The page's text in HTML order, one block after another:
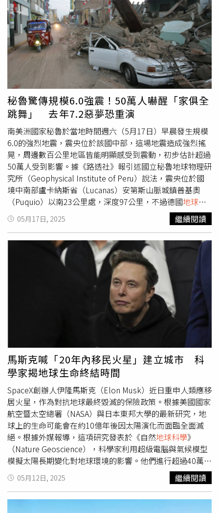
震改採「矩震級」（Moment Magnitude Scale）衡量，此
為芮氏規模的進化版，能記錄地面晃動程度與釋放的地震能
量。數值越大，災情越慘重。人類史上最強地震是1960年
的智利規模9.5強震，發生於太平洋板塊俯衝至南美板塊的
斷層帶。該次地震使整片松林與農場沉沒為潮汐沼澤，沿海
城鎮遭淹沒，數千人喪生，當地居民被迫棄家逃難。理論上
地震強度存在上限，因地球尚無足以產生更強能量的斷層
帶。部分學者質疑規模10地震的可能性，而且若要造成全球
毀滅性災害，可能需達11級。本次堪察加半島地震規模達
8.8，是自2011年日本東北規模9.1地震後的全球最強震。其
威力足以產生媲美商用噴射機速度的海嘯橫越太平洋，至少
50次餘震（最高達規模6.9）更會助長海嘯。南安普敦大學
（University of Southampton）構造學教授麥克尼爾（Lisa
McNeill）分析：「某些斷層運動未大幅擾動海床，故不會
引發海嘯。但本次地震斷層破裂與滑移量極大，因此形成海
嘯。這些波浪在海洋中傳播時看似微小，卻以高速行進，一
旦抵達淺水區便會再度堆高。」地震發生於堪察加半島下方
2大板塊交界的隱沒帶。此處太平洋板塊（Pacific Plate）以
每年約7.62厘米速度向西北移動，被迫潛入鄂霍次克板塊
（Okhotsk plate）下方。該區域過往曾發生多次強震，包
括距離本次震央不遠的1952年規模9.1強震。本次地震因震
源深度僅20.5公里（屬淺層地震），得以將巨大能量釋放至
上覆水域，從而形成海嘯。規模8級地震釋放能量相當於
5500萬噸炸藥。堪察加當地震後出現3至4公尺高的海嘯，
夏威夷的浪高則有1.2公尺，加州海岸預計當地時間上午9時
左右也受到影響。對此，倫敦大學學院環境地震學講師、英
國自然環境研究委員會（NERC）獨立研究員希克斯博士
（Dr. Stephen Hicks）表示：「如此強震產生的長周期表面
響。」不過專家評估，本次災情應不至於如2011年日本311
震災嚴重，當時的地震引發40公尺高的海嘯，並奪走1.8萬
人性命，同時導致福島第一核電廠（Fukushima Daiichi）發
生重大核事故。
的岩漿庫已蠢蠢欲動，進入「噴發待命」狀態，隨時都可能
噴發。富士山在「寶永噴發」後，已沉寂逾300年，遠超於
過去平均50至100年的噴發間隔，因此一旦噴發，其威力可
想而知。根據模擬數據顯示，富士山噴發若持續15天，靜岡
御殿場市每小時可能降下1至2公分的火山灰，累積厚度將達
120公分；橫濱最終也將被10公分的火山灰覆蓋；東京新宿
區也會有超過1公分的火山灰。鎌田指出，在富士山噴發後
的10天內，距離富士山超過100公里的首都圈地區，會開始
受到影響，交通、通訊、金融、電力、自來水、瓦斯等基礎
設施會全面中斷，日本的社會生活，將退回彷彿江戶時代的
水準。雖然日本內閣曾估算過，若發生與寶永噴發規模相當
的火山爆發，將造成2兆5千億日圓（約新台幣5千2百億
元）的損失，但學界普遍認為此估算結果過低，且若加上其
他同步發生的複合災害，整體損失恐達數十兆日圓。
秘魯驚傳規模6.0強震！50萬人嚇醒「家俱全
跳舞」 去年7.2惡夢恐重演
南美洲國家秘魯於當地時間週六（5月17日）早晨發生規模
6.0的強烈地震，震央位於該國中部，這場地震造成強烈搖
晃，周邊數百公里地區皆能明顯感受到震動，初步估計超過
50萬人受到影響。據《路透社》報引述國立秘魯地球物理研
究所（Geophysical Institute of Peru）說法，震央位於國
境中南部盧卡納斯省（Lucanas）安第斯山脈城鎮普基奧
（Puquio）以南23公里處，深度97公里，不過德國地球科
學
研究中心表示，這起地震的深度僅為10公里。南美國家秘
魯17日清晨發生規模6.0地震。（圖／翻攝自USGS）英國
《每日鏡報》（The Mirror）報導，這場地震於清晨5點22
分（台灣時間傍晚6點22分）襲擊秘魯全境，多個城市民眾
一早就被搖醒，鄰近國家也有明顯震感。包括玻利維亞、厄
瓜多等鄰國民眾也驚呼「床被搖動」，初估超過50萬人有
研究中心（GFZ）發布的地震數據，
這次地震實際規模為6.1，震央接近地表，因此導致更強烈
的地面震動。目前尚未傳出人員傷亡或建築毀損的具體消
息，但當地緊急應變單位已全面進入戒備狀態，準備應對可
能的後續災害。根據學者分析，祕魯位處「環太平洋火
震；事實上，秘魯近年地震頻繁。就在去年，該國西岸海域
才發生一起規模7.2的強震，隨後引發多起餘震並觸發海嘯
警報，導致至少8人受傷。當時餘震持續將近兩週，令當地
民眾人心惶惶。此次強震讓許多人回想起去年的驚險情境，
也擔心會有類似規模的餘震接踵而至。值得一提的是，這場
強震發生前一天，英國北約克郡也傳出規模2.5的地震。根
據英國地質調查局（BGS）表示，該起地震震源深度約為4
公里，屬淺層地震。儘管震級不大，仍有居民在凌晨時分被
強烈震感驚醒，有人形容聽到「低沉轟鳴聲」，一度以為是
爆炸或軍機飛過。
05月17日, 2025 繼續閱讀
馬斯克喊「20年內移民火星」建立城市 科
學家揭地球生命終結時間
SpaceX創辦人伊隆馬斯克（Elon Musk）近日重申人類應移
居火星，作為對抗地球最終毀滅的保險政策。根據美國國家
航空暨太空總署（NASA）與日本東邦大學的最新研究，地
球上的生命可能會在約10億年後因太陽演化而面臨全面滅
絕。根據外媒報導，這項研究發表於《自然地球科學》
（Nature Geoscience），科學家利用超級電腦與氣候模型
模擬太陽長期變化對地球環境的影響。他們進行超過40萬次
模擬，發現隨著太陽亮度與溫度逐漸增加，地球將面臨氣候
極端化與氧氣逐步消失的危機，最終導致有氧生命無法存
活，僅剩下厭氧微生物得以苟延殘喘。研究指出，地球大氣
05月12日, 2025 繼續閱讀